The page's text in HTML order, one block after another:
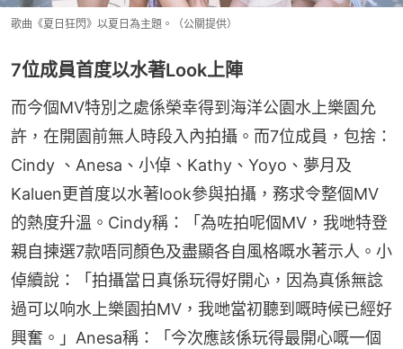
歌曲《夏日狂閃》以夏日為主題。（公關提供）
7位成員首度以水著Look上陣
而今個MV特別之處係榮幸得到海洋公園水上樂園允
許，在開園前無人時段入內拍攝。而7位成員，包捨：
Cindy 、Anesa、小倬、Kathy、Yoyo、夢月及
Kaluen更首度以水著look參與拍攝，務求令整個MV
的熱度升溫。Cindy稱：「為咗拍呢個MV，我哋特登
親自揀選7款唔同顏色及盡顯各自風格嘅水著示人。小
倬續說：「拍攝當日真係玩得好開心，因為真係無諗
過可以响水上樂園拍MV，我哋當初聽到嘅時候已經好
興奮。」Anesa稱：「今次應該係玩得最開心嘅一個